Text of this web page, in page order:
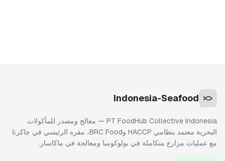
Indonesia-Seafood
PT FoodHub Collective Indonesia — معالج ومصدر للمأكولات
البحرية معتمد بنظامي HACCP وBRC Food، مقره الرئيسي في جاكرتا
مع عمليات مزارع متكاملة في بولوكومبا ومعالجة في ماكاسار.